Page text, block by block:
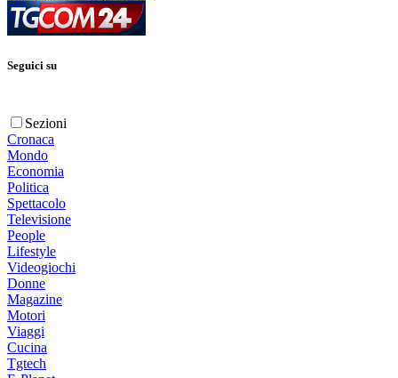
Seguici su
Sezioni
Cronaca
Mondo
Economia
Politica
Spettacolo
Televisione
People
Lifestyle
Videogiochi
Donne
Magazine
Motori
Viaggi
Cucina
Tgtech